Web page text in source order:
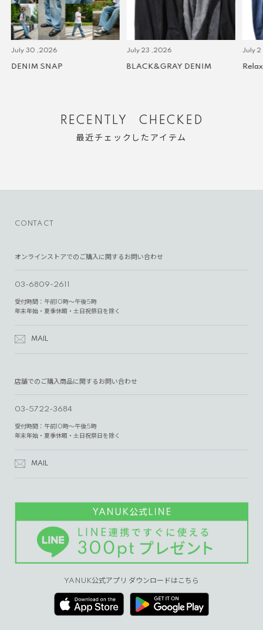
July 30 ,2026
DENIM SNAP
July 23 ,2026
BLACK&GRAY DENIM
July 2
Relax
RECENTLY CHECKED
最近チェックしたアイテム
CONTACT
オンラインストアでのご購入に関するお問い合わせ
03-6809-2611
受付時間：午前10時～午後5時
年末年始・夏季休暇・土日祝祭日を除く
MAIL
店舗でのご購入商品に関するお問い合わせ
03-5722-3684
受付時間：午前10時～午後5時
年末年始・夏季休暇・土日祝祭日を除く
MAIL
YANUK公式アプリ ダウンロードはこちら